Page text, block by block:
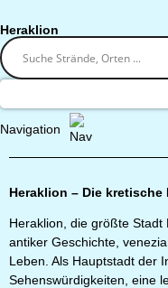
Heraklion
Navigation
Heraklion – Die kretische
Heraklion, die größte
antiker Geschichte,
Leben. Als Hauptstadt der
Sehenswürdigkeiten, eine